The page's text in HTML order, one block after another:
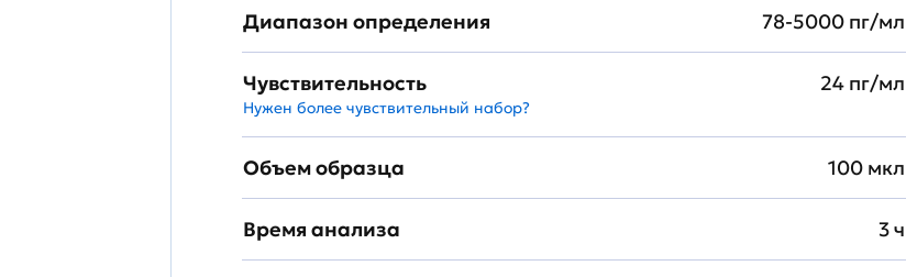
Диапазон определения 78-5000 пг/мл
Чувствительность
Нужен более чувствительный набор?
24 пг/мл
Объем образца 100 мкл
Время анализа 3 ч